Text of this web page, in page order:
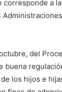
a
del
los hijos e